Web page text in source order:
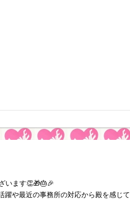
います👏🎁🎂🎉
躍や最近の事務所の対応から殿を感じて